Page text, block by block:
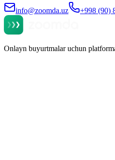
info@zoomda.uz +998 (90)
Onlayn buyurtmalar uchun